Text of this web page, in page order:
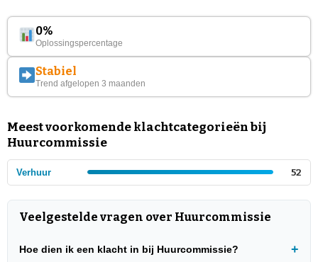
0%
Oplossingspercentage
Stabiel
Trend afgelopen 3 maanden
Meest voorkomende klachtcategorieën bij
Huurcommissie
Verhuur 52
Veelgestelde vragen over Huurcommissie
Hoe dien ik een klacht in bij Huurcommissie?